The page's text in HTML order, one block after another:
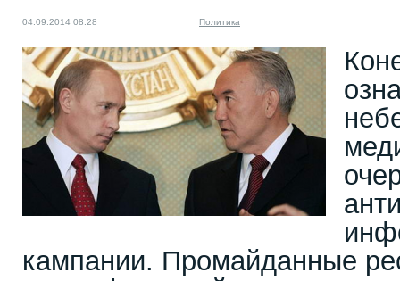
04.09.2014 08:28 Политика
кампании. Промайданные